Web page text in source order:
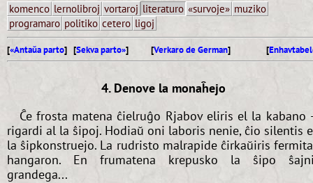
komenco lernolibroj vortaroj literaturo «survoje» muziko
programaro politiko cetero ligoj
[«Antaŭa parto] [Sekva parto»] [Verkaro de German] [
4. Denove la monaĥejo
Ĉe frosta matena ĉielruĝo Rjabov eliris el la kabano
rigardi al la ŝipoj. Hodiaŭ oni laboris nenie, ĉio silentis
la ŝipkonstruejo. La rudristo malrapide ĉirkaŭiris
hangaron. En frumatena krepusko la ŝipo
grandega...